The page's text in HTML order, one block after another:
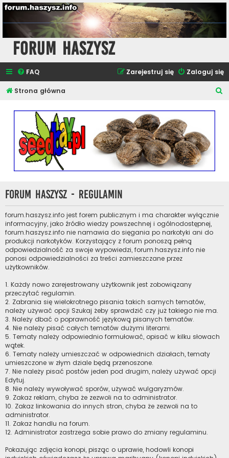
Forum Haszysz
FAQ Zaloguj się
Zarejestruj się
Strona główna
Forum Haszysz - Regulamin
forum.haszysz.info jest forem publicznym i ma charakter wyłącznie
informacyjny, jako źródło wiedzy powszechnej i ogólnodostępnej,
forum.haszysz.info nie namawia do sięgania po narkotyki ani do
produkcji narkotyków. Korzystający z forum ponoszą pełną
odpowiedzialność za swoje wypowiedzi, forum.haszysz.info nie
ponosi odpowiedzialności za treści zamieszczane przez
użytkowników.
1. Każdy nowo zarejestrowany użytkownik jest zobowiązany
przeczytać regulamin.
2. Zabrania się wielokrotnego pisania takich samych tematów,
należy używać opcji Szukaj żeby sprawdzić czy już takiego nie ma.
3. Należy dbać o poprawność językową pisanych tematów.
4. Nie należy pisać całych tematów dużymi literami.
5. Tematy należy odpowiednio formułować, opisać w kilku słowach
wątek.
6. Tematy należy umieszczać w odpowiednich działach, tematy
umieszczone w złym dziale będą przenoszone.
7. Nie należy pisać postów jeden pod drugim, należy używać opcji
Edytuj.
8. Nie należy wywoływać sporów, używać wulgaryzmów.
9. Zakaz reklam, chyba że zezwoli na to administrator.
10. Zakaz linkowania do innych stron, chyba że zezwoli na to
administrator.
11. Zakaz handlu na forum.
12. Administrator zastrzega sobie prawo do zmiany regulaminu.
Pokazując zdjęcia konopi, pisząc o uprawie, hodowli konopi